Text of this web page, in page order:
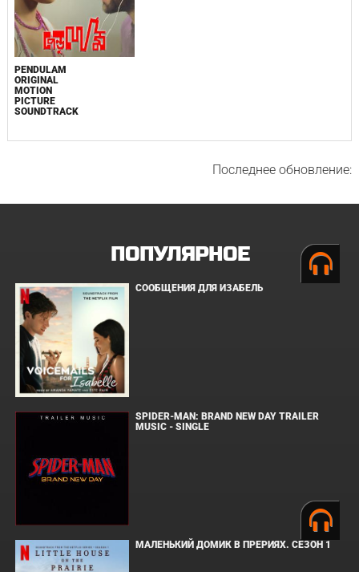
PENDULAM
ORIGINAL
MOTION
PICTURE
SOUNDTRACK
Последнее обновление:
ПОПУЛЯРНОЕ
СООБЩЕНИЯ ДЛЯ ИЗАБЕЛЬ
SPIDER-MAN: BRAND NEW DAY TRAILER
MUSIC - SINGLE
МАЛЕНЬКИЙ ДОМИК В ПРЕРИЯХ. СЕЗОН 1